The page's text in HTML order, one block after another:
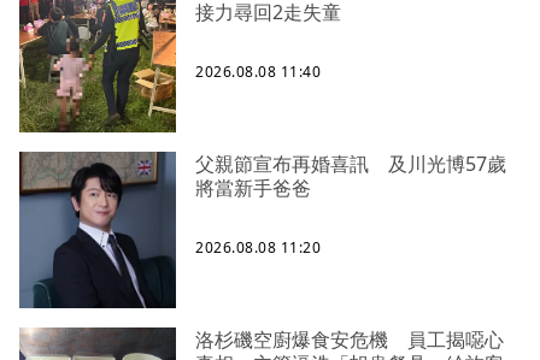
接力尋回2走失童
2026.08.08 11:40
父親節宣布再婚喜訊 及川光博57歲
將當新手爸爸
2026.08.08 11:20
洛杉磯空廚爆食安危機 員工揭噁心